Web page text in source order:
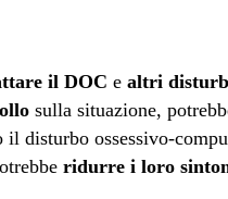
il DOC e altri
sulla situazione,
il disturbo ossessivo-
ridurre i loro